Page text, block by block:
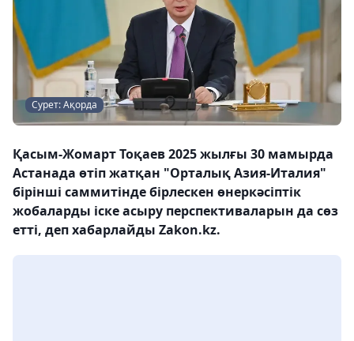
Сурет: Ақорда
Қасым-Жомарт Тоқаев 2025 жылғы 30 мамырда
Астанада өтіп жатқан "Орталық Азия-Италия"
бірінші саммитінде бірлескен өнеркәсіптік
жобаларды іске асыру перспективаларын да сөз
етті, деп хабарлайды Zakon.kz.